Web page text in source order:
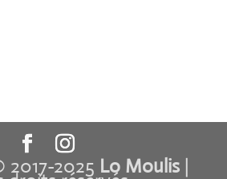
2025 Lo Moulis |